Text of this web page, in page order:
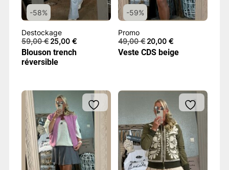
-58%
Destockage
59,00€ Le
prix
initial
était :
25,00 €Le
actuel
Blouson trench
réversible
-59%
Promo
49,00€ Le
prix
initial
20,00€Le
prix
actuel
Veste CDS beige